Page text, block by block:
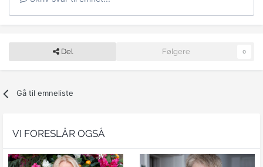
Del Følgere 0
Gå til emneliste
VI FORESLÅR OGSÅ